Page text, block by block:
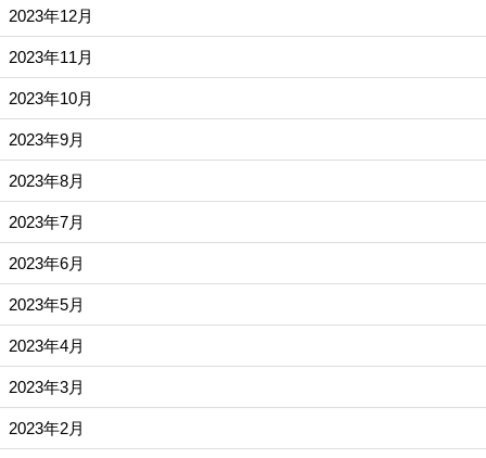
2023年12月
2023年11月
2023年10月
2023年9月
2023年8月
2023年7月
2023年6月
2023年5月
2023年4月
2023年3月
2023年2月